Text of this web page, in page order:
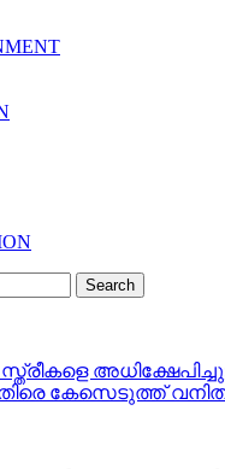
കേസെടുത്ത്